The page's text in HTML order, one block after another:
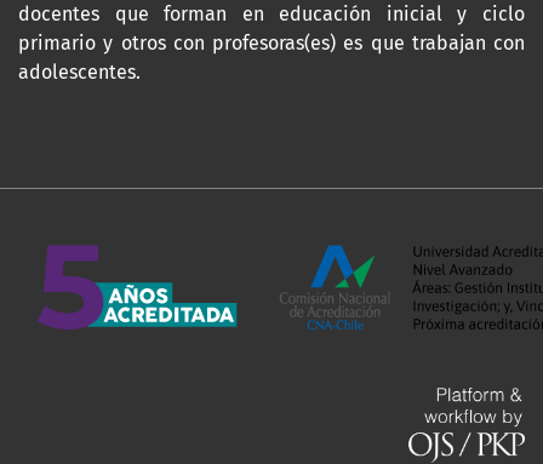
docentes que forman en educación inicial y ciclo
primario y otros con profesoras(es) es que trabajan con
adolescentes.